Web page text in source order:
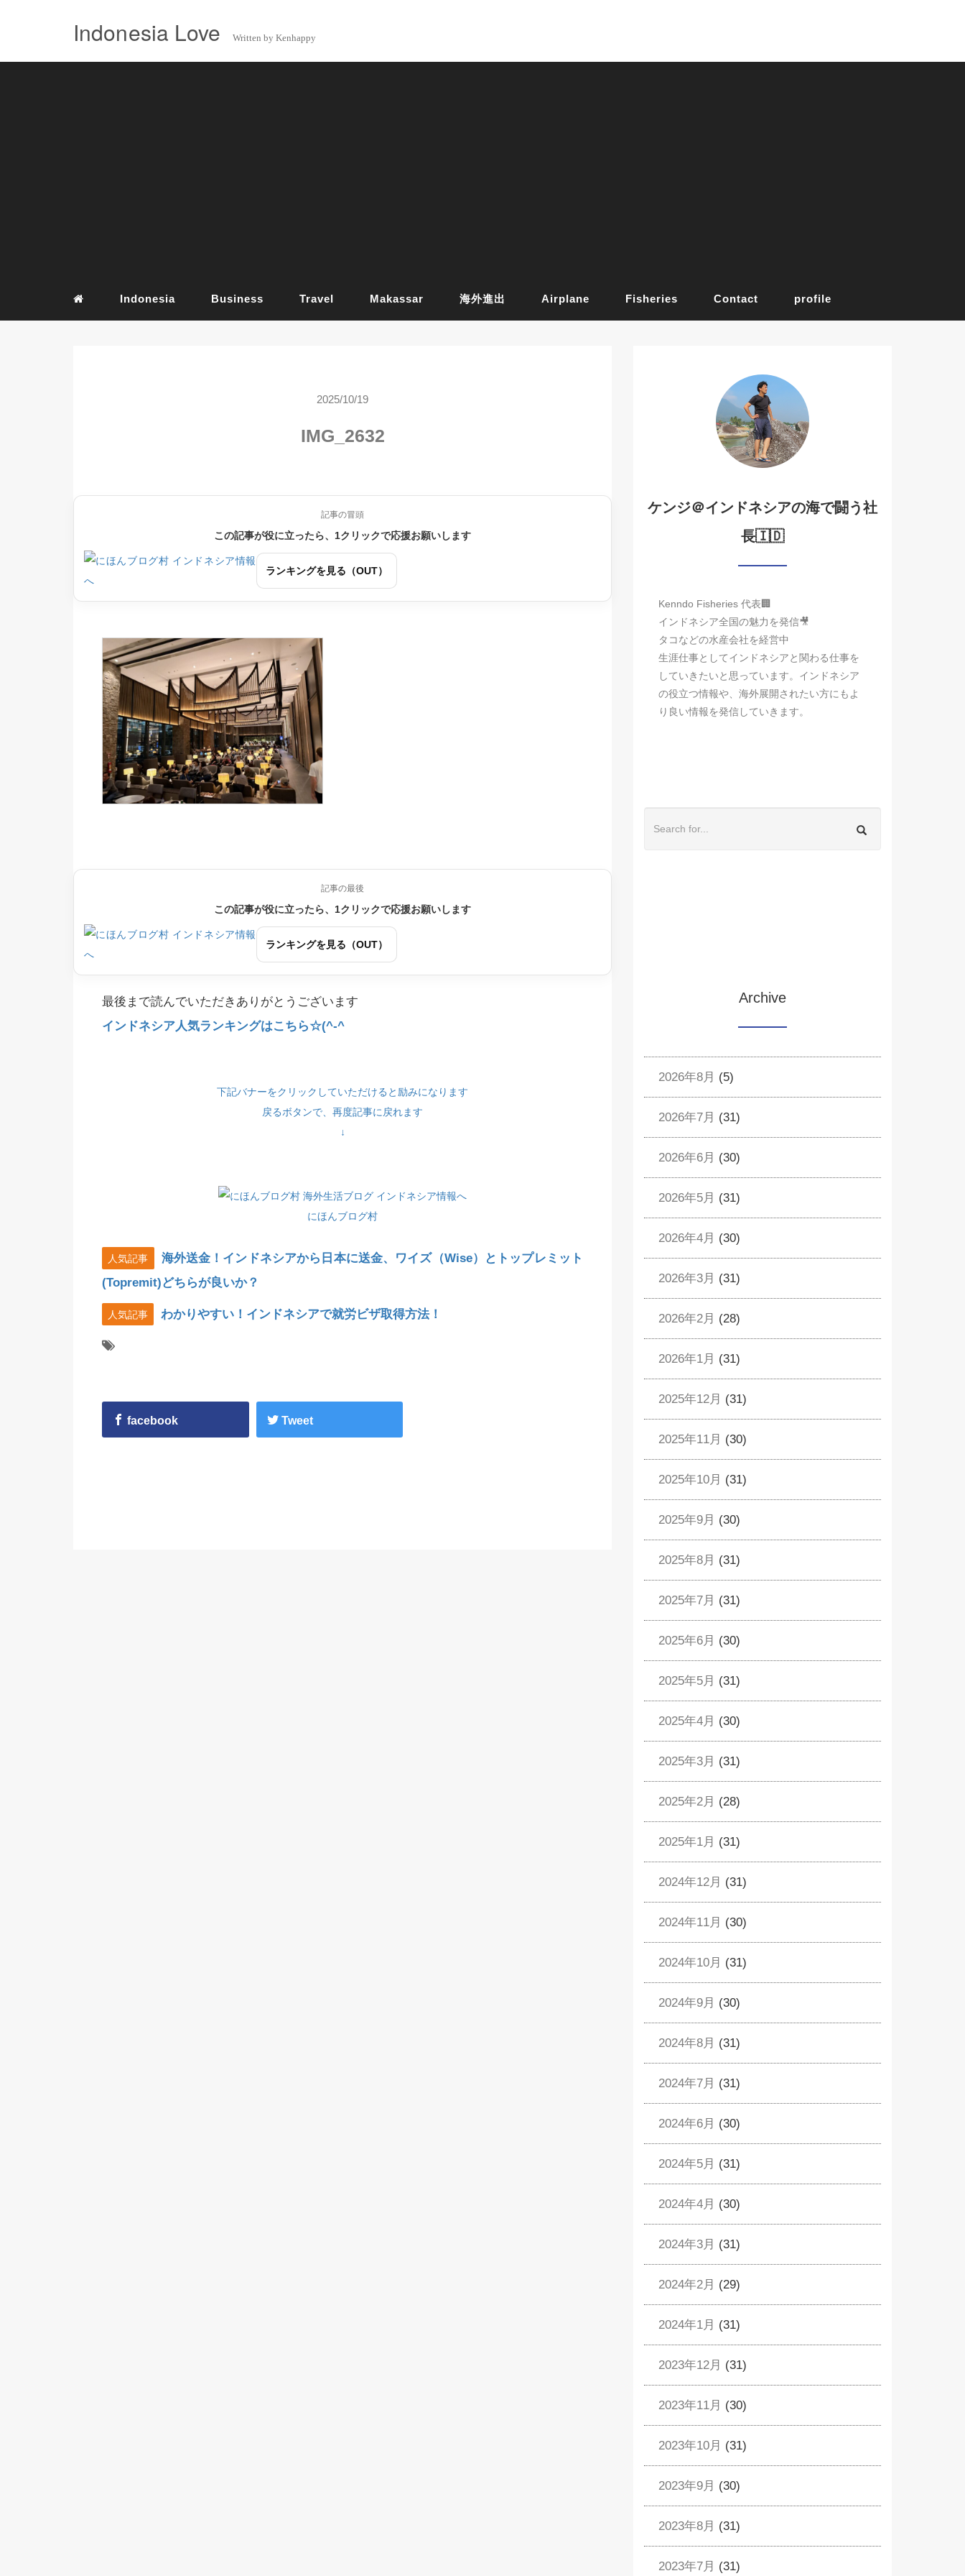
Indonesia Love Written by Kenhappy
Indonesia Business Travel Makassar 海外進出 Airplane Fisheries Contact profile
2025/10/19
IMG_2632
記事の冒頭
この記事が役に立ったら、1クリックで応援お願いします
ランキングを見る（OUT）
記事の最後
この記事が役に立ったら、1クリックで応援お願いします
ランキングを見る（OUT）
最後まで読んでいただきありがとうございます
インドネシア人気ランキングはこちら☆(^-^
下記バナーをクリックしていただけると励みになります
戻るボタンで、再度記事に戻れます
↓
にほんブログ村
人気記事
海外送金！インドネシアから日本に送金、ワイズ（Wise）とトップレミット
(Topremit)どちらが良いか？
人気記事 わかりやすい！インドネシアで就労ビザ取得方法！
facebook Tweet
ケンジ＠インドネシアの海で闘う社
長🇮🇩
Kenndo Fisheries 代表🏢
インドネシア全国の魅力を発信🎥
タコなどの水産会社を経営中
生涯仕事としてインドネシアと関わる仕事を
していきたいと思っています。インドネシア
の役立つ情報や、海外展開されたい方にもよ
り良い情報を発信していきます。
Archive
2026年8月 (5)
2026年7月 (31)
2026年6月 (30)
2026年5月 (31)
2026年4月 (30)
2026年3月 (31)
2026年2月 (28)
2026年1月 (31)
2025年12月 (31)
2025年11月 (30)
2025年10月 (31)
2025年9月 (30)
2025年8月 (31)
2025年7月 (31)
2025年6月 (30)
2025年5月 (31)
2025年4月 (30)
2025年3月 (31)
2025年2月 (28)
2025年1月 (31)
2024年12月 (31)
2024年11月 (30)
2024年10月 (31)
2024年9月 (30)
2024年8月 (31)
2024年7月 (31)
2024年6月 (30)
2024年5月 (31)
2024年4月 (30)
2024年3月 (31)
2024年2月 (29)
2024年1月 (31)
2023年12月 (31)
2023年11月 (30)
2023年10月 (31)
2023年9月 (30)
2023年8月 (31)
2023年7月 (31)